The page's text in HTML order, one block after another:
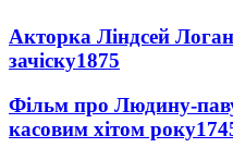
Акторка Ліндсей
зачіску1875
Фільм про Людину-
касовим хітом року